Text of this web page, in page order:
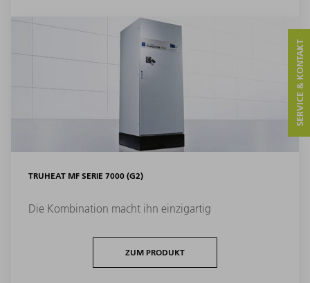
TRUHEAT MF SERIE 7000 (G2)
Die Kombination macht ihn einzigartig
ZUM PRODUKT
SERVICE & KONTAKT